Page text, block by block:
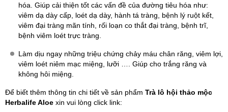
hóa. Giúp cải thiện tốt các vấn đề của đường tiêu hóa như:
viêm dạ dày cấp, loét dạ dày, hành tá tràng, bệnh lý ruột kết,
viêm đại tràng mãn tính, rối loạn co thắt đại tràng, bệnh trĩ,
bệnh viêm loét trực tràng.
Làm dịu ngay những triệu chứng chảy máu chân răng, viêm lợi,
viêm loét niêm mạc miệng, lưỡi …. Giúp cho trắng răng và
không hôi miệng.
Để biết thêm thông tin chi tiết về sản phẩm Trà lô hội thảo mộc
Herbalife Aloe xin vui lòng click link: